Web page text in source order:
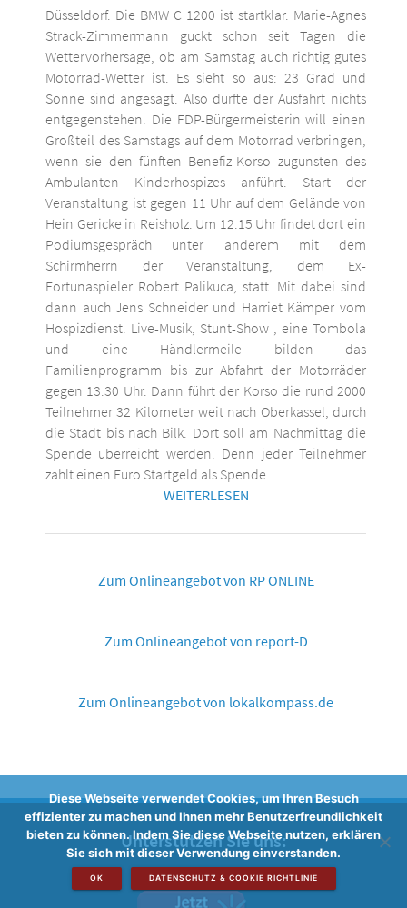
Düsseldorf. Die BMW C 1200 ist startklar. Marie-Agnes
Strack-Zimmermann guckt schon seit Tagen die
Wettervorhersage, ob am Samstag auch richtig gutes
Motorrad-Wetter ist. Es sieht so aus: 23 Grad und
Sonne sind angesagt. Also dürfte der Ausfahrt nichts
entgegenstehen. Die FDP-Bürgermeisterin will einen
Großteil des Samstags auf dem Motorrad verbringen,
wenn sie den fünften Benefiz-Korso zugunsten des
Ambulanten Kinderhospizes anführt. Start der
Veranstaltung ist gegen 11 Uhr auf dem Gelände von
Hein Gericke in Reisholz. Um 12.15 Uhr findet dort ein
Podiumsgespräch unter anderem mit dem
Schirmherrn der Veranstaltung, dem Ex-
Fortunaspieler Robert Palikuca, statt. Mit dabei sind
dann auch Jens Schneider und Harriet Kämper vom
Hospizdienst. Live-Musik, Stunt-Show , eine Tombola
und eine Händlermeile bilden das
Familienprogramm bis zur Abfahrt der Motorräder
gegen 13.30 Uhr. Dann führt der Korso die rund 2000
Teilnehmer 32 Kilometer weit nach Oberkassel, durch
die Stadt bis nach Bilk. Dort soll am Nachmittag die
Spende überreicht werden. Denn jeder Teilnehmer
zahlt einen Euro Startgeld als Spende.
WEITERLESEN
Zum Onlineangebot von RP ONLINE
Zum Onlineangebot von report-D
Zum Onlineangebot von lokalkompass.de
Unterstützen Sie uns:
Diese Webseite verwendet Cookies, um Ihren Besuch
effizienter zu machen und Ihnen mehr Benutzerfreundlichkeit
bieten zu können. Indem Sie diese Webseite nutzen, erklären
Sie sich mit dieser Verwendung einverstanden.
OK DATENSCHUTZ & COOKIE RICHTLINIE